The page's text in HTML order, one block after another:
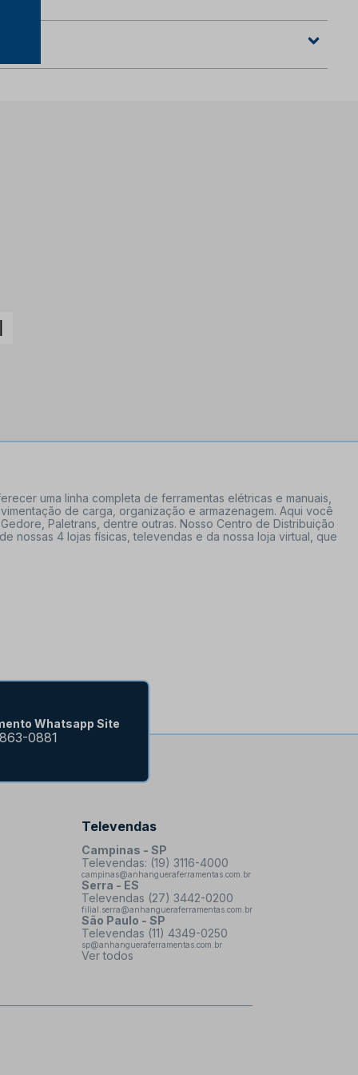
uma linha completa de ferramentas elétricas e manuais,
de carga, organização e armazenagem. Aqui você
Paletrans, dentre outras. Nosso Centro de Distribuição
nossas 4 lojas físicas, televendas e da nossa loja virtual, que
Whatsapp Site
0881
Televendas
Campinas - SP
Televendas: (19) 3116-4000
campinas@anhangueraferramentas.com.br
Serra - ES
Televendas (27) 3442-0200
filial.serra@anhangueraferramentas.com.br
São Paulo - SP
Televendas (11) 4349-0250
sp@anhangueraferramentas.com.br
Ver todos